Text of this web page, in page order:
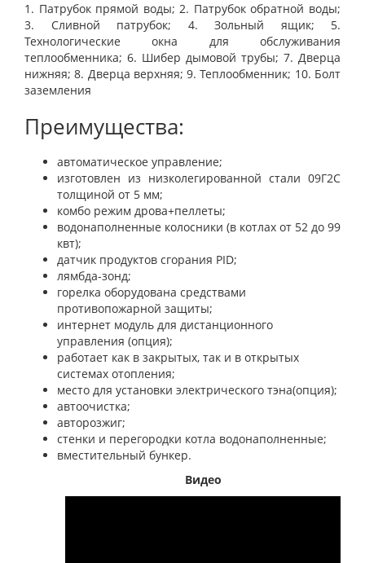
1. Патрубок прямой воды; 2. Патрубок обратной воды;
3. Сливной патрубок; 4. Зольный ящик; 5.
Технологические окна для обслуживания
теплообменника; 6. Шибер дымовой трубы; 7. Дверца
нижняя; 8. Дверца верхняя; 9. Теплообменник; 10. Болт
заземления
Преимущества:
автоматическое управление;
изготовлен из низколегированной стали 09Г2С
толщиной от 5 мм;
комбо режим дрова+пеллеты;
водонаполненные колосники (в котлах от 52 до 99
квт);
датчик продуктов сгорания PID;
лямбда-зонд;
горелка оборудована средствами
противопожарной защиты;
интернет модуль для дистанционного
управления (опция);
работает как в закрытых, так и в открытых
системах отопления;
место для установки электрического тэна(опция);
автоочистка;
авторозжиг;
стенки и перегородки котла водонаполненные;
вместительный бункер.
Видео